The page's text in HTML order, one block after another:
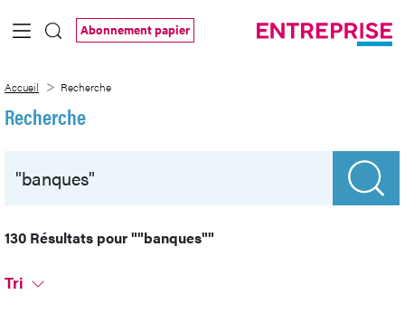
Saut au contenu principal
Abonnement papier
Accueil Recherche
Recherche
130 Résultats pour""banques""
Tri